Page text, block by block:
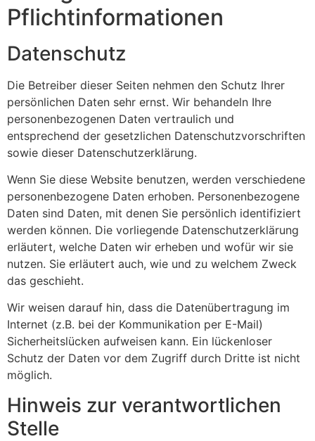
Pflichtinformationen
Datenschutz
Die Betreiber dieser Seiten nehmen den Schutz Ihrer
persönlichen Daten sehr ernst. Wir behandeln Ihre
personenbezogenen Daten vertraulich und
entsprechend der gesetzlichen Datenschutzvorschriften
sowie dieser Datenschutzerklärung.
Wenn Sie diese Website benutzen, werden verschiedene
personenbezogene Daten erhoben. Personenbezogene
Daten sind Daten, mit denen Sie persönlich identifiziert
werden können. Die vorliegende Datenschutzerklärung
erläutert, welche Daten wir erheben und wofür wir sie
nutzen. Sie erläutert auch, wie und zu welchem Zweck
das geschieht.
Wir weisen darauf hin, dass die Datenübertragung im
Internet (z.B. bei der Kommunikation per E-Mail)
Sicherheitslücken aufweisen kann. Ein lückenloser
Schutz der Daten vor dem Zugriff durch Dritte ist nicht
möglich.
Hinweis zur verantwortlichen
Stelle